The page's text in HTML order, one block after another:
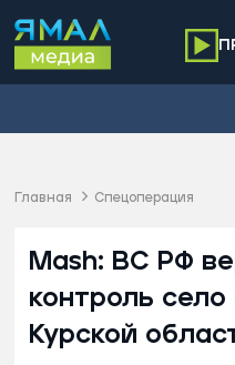
Главная Спецоперация
Mash: ВС РФ
контроль село
Курской